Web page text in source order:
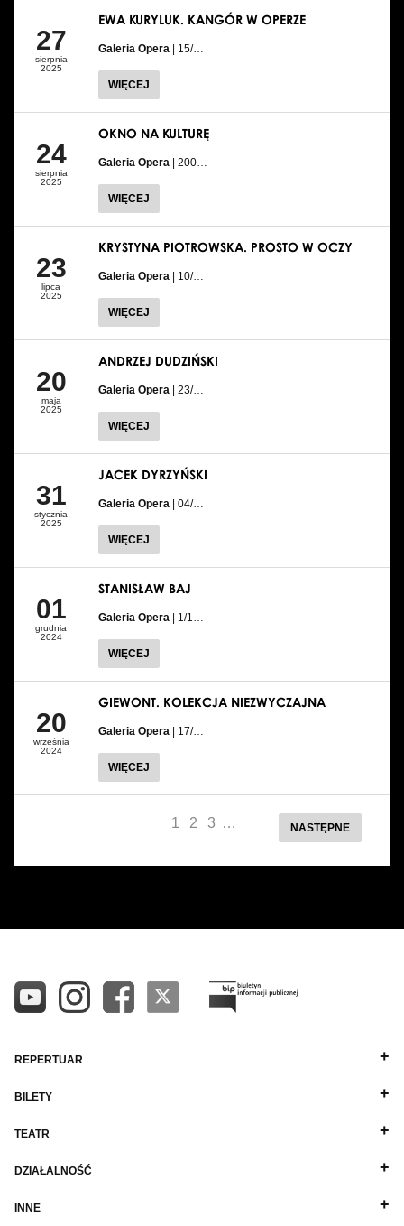
27
sierpnia
2025
EWA KURYLUK. KANGÓR W OPERZE
Galeria Opera | 15/…
WIĘCEJ
24
sierpnia
2025
OKNO NA KULTURĘ
Galeria Opera | 200…
WIĘCEJ
23
lipca
2025
KRYSTYNA PIOTROWSKA. PROSTO W OCZY
Galeria Opera | 10/…
WIĘCEJ
20
maja
2025
ANDRZEJ DUDZIŃSKI
Galeria Opera | 23/…
WIĘCEJ
31
stycznia
2025
JACEK DYRZYŃSKI
Galeria Opera | 04/…
WIĘCEJ
01
grudnia
2024
STANISŁAW BAJ
Galeria Opera | 1/1…
WIĘCEJ
20
września
2024
GIEWONT. KOLEKCJA NIEZWYCZAJNA
Galeria Opera | 17/…
WIĘCEJ
1 2 3 … NASTĘPNE
REPERTUAR
BILETY
TEATR
DZIAŁALNOŚĆ
INNE